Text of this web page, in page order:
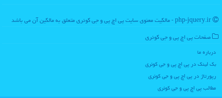
صفحات پی اچ پی و جی كوئری
درباره ما
بک لینک در پی اچ پی و جی كوئری
رپورتاژ در پی اچ پی و جی كوئری
مطالب پی اچ پی و جی كوئری